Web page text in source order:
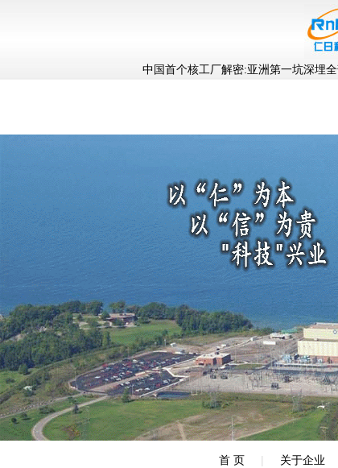
中国首个核工厂解密:亚洲第一坑深埋
首 页 | 关于企业